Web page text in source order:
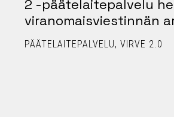
2 -päätelaitepalvelu
viranomaisviestinnän
PÄÄTELAITEPALVELU VIRVE 2.0